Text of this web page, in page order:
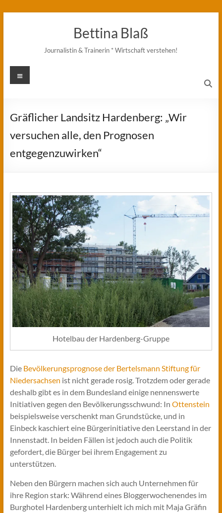
Bettina Blaß
Journalistin & Trainerin * Wirtschaft verstehen!
Menü
Gräflicher Landsitz Hardenberg: „Wir
versuchen alle, den Prognosen
entgegenzuwirken“
Hotelbau der Hardenberg-Gruppe
Die Bevölkerungsprognose der Bertelsmann Stiftung für
Niedersachsen ist nicht gerade rosig. Trotzdem oder gerade
deshalb gibt es in dem Bundesland einige nennenswerte
Initiativen gegen den Bevölkerungsschwund: In Ottenstein
beispielsweise verschenkt man Grundstücke, und in
Einbeck kaschiert eine Bürgerinitiative den Leerstand in der
Innenstadt. In beiden Fällen ist jedoch auch die Politik
gefordert, die Bürger bei ihrem Engagement zu
unterstützen.
Neben den Bürgern machen sich auch Unternehmen für
ihre Region stark: Während eines Bloggerwochenendes im
Burghotel Hardenberg unterhielt ich mich mit Maja Gräfin